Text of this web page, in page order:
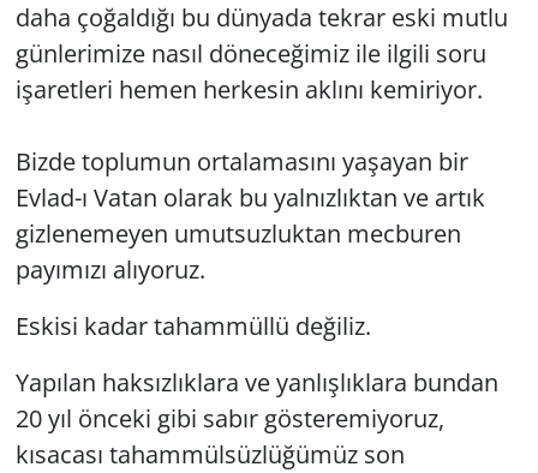
daha çoğaldığı bu dünyada tekrar eski mutlu
günlerimize nasıl döneceğimiz ile ilgili soru
işaretleri hemen herkesin aklını kemiriyor.
Bizde toplumun ortalamasını yaşayan bir
Evlad-ı Vatan olarak bu yalnızlıktan ve artık
gizlenemeyen umutsuzluktan mecburen
payımızı alıyoruz.
Eskisi kadar tahammüllü değiliz.
Yapılan haksızlıklara ve yanlışlıklara bundan
20 yıl önceki gibi sabır gösteremiyoruz,
kısacası tahammülsüzlüğümüz son
MAGAZİN
POLİTİKA
RESMİ İLANLAR
SAĞLIK
SİYASET
SPOR
Yerel